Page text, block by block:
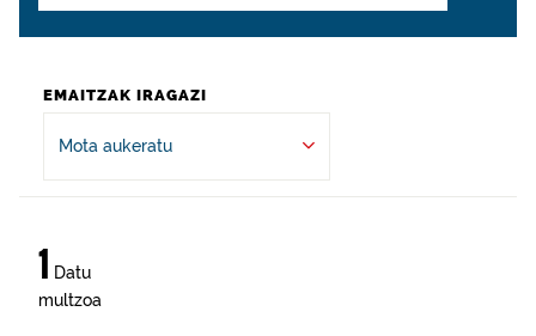
EMAITZAK IRAGAZI
Mota aukeratu
1 Datu
multzoa